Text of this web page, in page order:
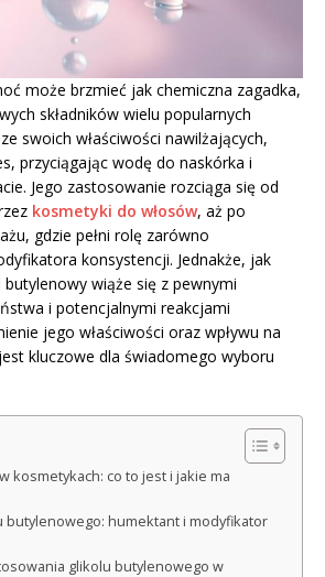
może brzmieć jak chemiczna zagadka,
składników wielu popularnych
swoich właściwości nawilżających,
przyciągając wodę do naskórka i
Jego zastosowanie rozciąga się od
kosmetyki do włosów, aż po
gdzie pełni rolę zarówno
konsystencji. Jednakże, jak
butylenowy wiąże się z pewnymi
i potencjalnymi reakcjami
jego właściwości oraz wpływu na
kluczowe dla świadomego wyboru
kosmetykach: co to jest i jakie ma
butylenowego: humektant i modyfikator
glikolu butylenowego w